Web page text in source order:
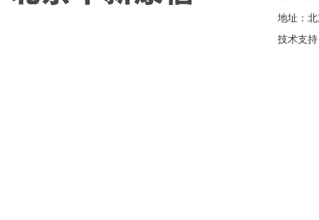
地址：
技术支